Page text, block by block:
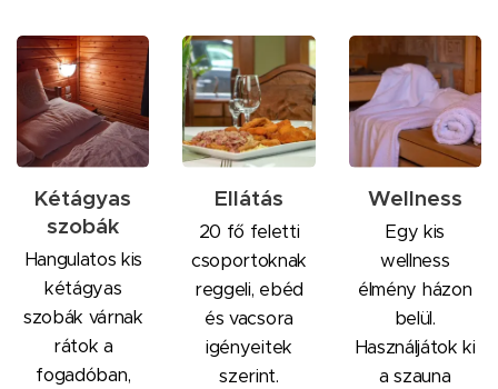
Kétágyas
szobák
Hangulatos kis
kétágyas
szobák várnak
rátok a
fogadóban,
Ellátás
20 fő feletti
csoportoknak
reggeli, ebéd
és vacsora
igényeitek
szerint.
Wellness
Egy kis
wellness
élmény házon
belül.
Használjátok ki
a szauna